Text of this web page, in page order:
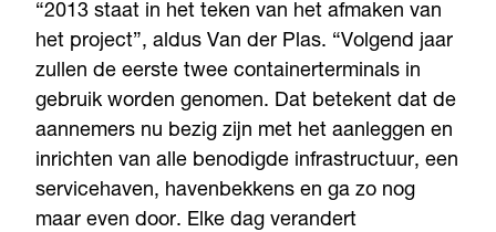
“2013 staat in het teken van het afmaken van
het project”, aldus Van der Plas. “Volgend jaar
zullen de eerste twee containerterminals in
gebruik worden genomen. Dat betekent dat de
aannemers nu bezig zijn met het aanleggen en
inrichten van alle benodigde infrastructuur, een
servicehaven, havenbekkens en ga zo nog
maar even door. Elke dag verandert